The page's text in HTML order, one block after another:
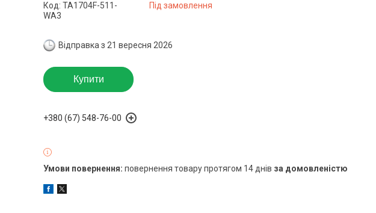
Під замовлення
Код: TA1704F-511-
WA3
Відправка з 21 вересня 2026
Купити
+380 (67) 548-76-00
повернення товару протягом 14 днів за домовленістю